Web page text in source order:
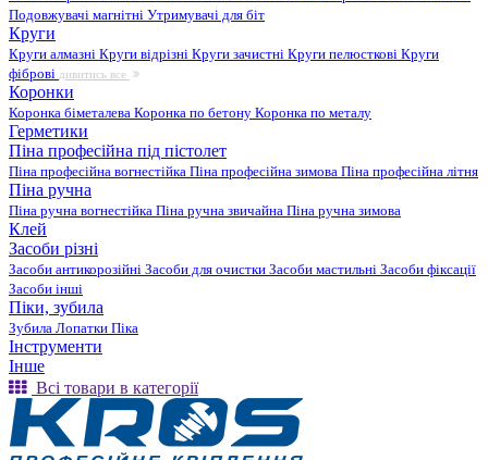
Подовжувачі магнітні Утримувачі для біт
Круги
Круги алмазні Круги відрізні Круги зачистні Круги пелюсткові Круги
фіброві дивитись все
Коронки
Коронка біметалева Коронка по бетону Коронка по металу
Герметики
Піна професійна під пістолет
Піна професійна вогнестійка Піна професійна зимова Піна професійна літня
Піна ручна
Піна ручна вогнестійка Піна ручна звичайна Піна ручна зимова
Клей
Засоби різні
Засоби антикорозійні Засоби для очистки Засоби мастильні Засоби фіксації
Засоби інші
Піки, зубила
Зубила Лопатки Піка
Інструменти
Інше
Всі товари в категорії